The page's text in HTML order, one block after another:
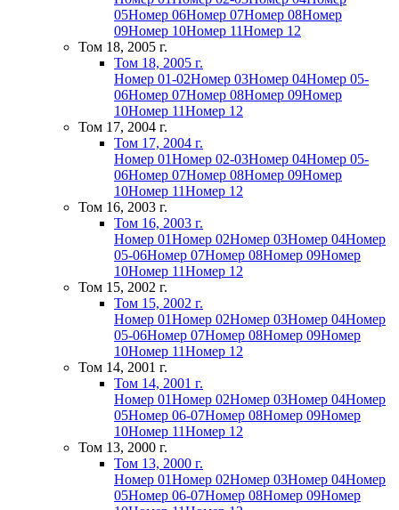
05Номер 06Номер 07Номер 08Номер
09Номер 10Номер 11Номер 12
Том 18, 2005 г.
Том 18, 2005 г.
Номер 01-02Номер 03Номер 04Номер 05-
06Номер 07Номер 08Номер 09Номер
10Номер 11Номер 12
Том 17, 2004 г.
Том 17, 2004 г.
Номер 01Номер 02-03Номер 04Номер 05-
06Номер 07Номер 08Номер 09Номер
10Номер 11Номер 12
Том 16, 2003 г.
Том 16, 2003 г.
Номер 01Номер 02Номер 03Номер 04Номер
05-06Номер 07Номер 08Номер 09Номер
10Номер 11Номер 12
Том 15, 2002 г.
Том 15, 2002 г.
Номер 01Номер 02Номер 03Номер 04Номер
05-06Номер 07Номер 08Номер 09Номер
10Номер 11Номер 12
Том 14, 2001 г.
Том 14, 2001 г.
Номер 01Номер 02Номер 03Номер 04Номер
05Номер 06-07Номер 08Номер 09Номер
10Номер 11Номер 12
Том 13, 2000 г.
Том 13, 2000 г.
Номер 01Номер 02Номер 03Номер 04Номер
05Номер 06-07Номер 08Номер 09Номер